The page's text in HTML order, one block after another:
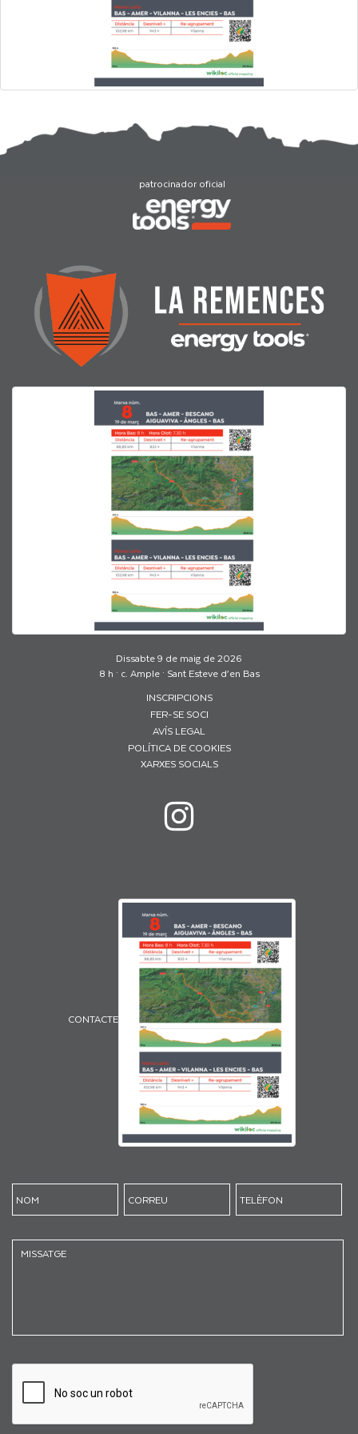
patrocinador oficial
Dissabte 9 de maig de 2026
8 h · c. Ample · Sant Esteve d’en Bas
INSCRIPCIONS
FER-SE SOCI
AVÍS LEGAL
POLÍTICA DE COOKIES
XARXES SOCIALS
CONTACTE